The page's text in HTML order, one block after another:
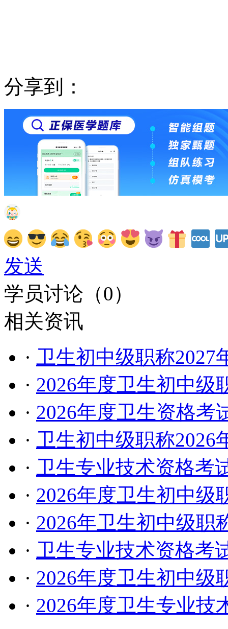
分享到：
发送
学员讨论（0）
相关资讯
· 卫生初中级职称2027
· 2026年度卫生初中级
· 2026年度卫生资格考
· 卫生初中级职称2026
· 卫生专业技术资格考
· 2026年度卫生初中级
· 2026年卫生初中级职
· 卫生专业技术资格考
· 2026年度卫生初中级
· 2026年度卫生专业技